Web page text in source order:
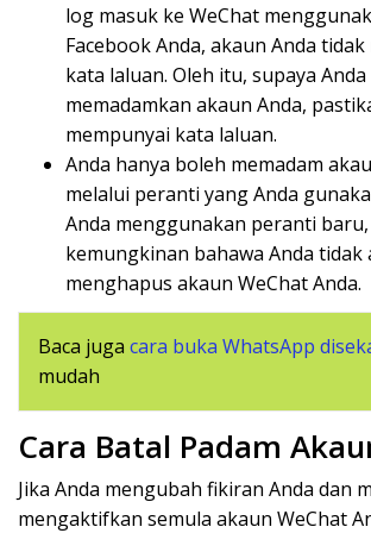
log masuk ke WeChat
Facebook Anda, akaun Anda
kata laluan. Oleh itu, supaya
memadamkan akaun Anda,
mempunyai kata laluan.
Anda hanya boleh memadam
melalui peranti yang Anda
Anda menggunakan peranti
kemungkinan bahawa Anda tidak
menghapus akaun WeChat Anda.
Baca juga cara buka WhatsApp
mudah
Cara Batal Padam
Jika Anda mengubah fikiran Anda dan
mengaktifkan semula akaun WeChat